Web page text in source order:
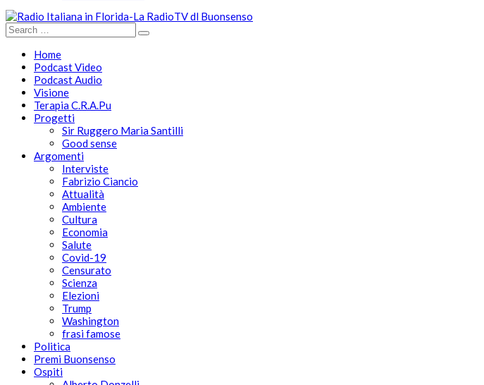
Home
Podcast Video
Podcast Audio
Visione
Terapia C.R.A.Pu
Progetti
Sir Ruggero Maria Santilli
Good sense
Argomenti
Interviste
Fabrizio Ciancio
Attualità
Ambiente
Cultura
Economia
Salute
Covid-19
Censurato
Scienza
Elezioni
Trump
Washington
frasi famose
Politica
Premi Buonsenso
Ospiti